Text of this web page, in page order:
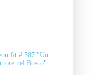
# 587 "Un
nel Bosco"